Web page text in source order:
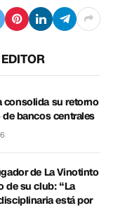
consolida su retorno
bancos centrales
de La Vinotinto
de su club: “La
está por